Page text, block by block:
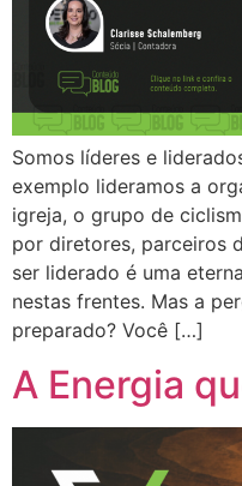
Somos líderes e
exemplo lideramos a
igreja, o grupo de
por diretores, parceiros
ser liderado é uma
nestas frentes. Mas a
preparado? Você […]
A Energia